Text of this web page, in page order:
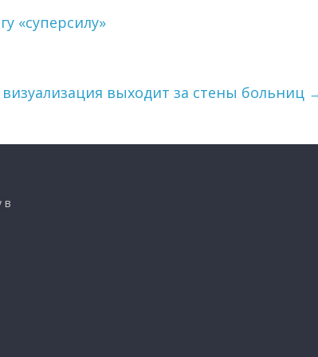
«суперсилу»
выходит за стены больниц
в